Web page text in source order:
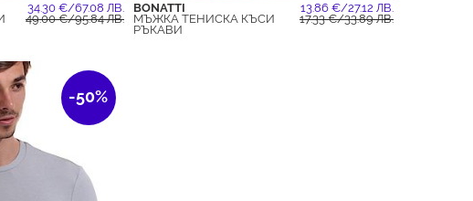
34.30 €/67.08 ЛВ.
49.00 €/95.84 ЛВ.
BONATTI
13.86 €/27.12 ЛВ.
МЪЖКА ТЕНИСКА КЪСИ
РЪКАВИ
17.33 €/33.89 ЛВ.
-50%